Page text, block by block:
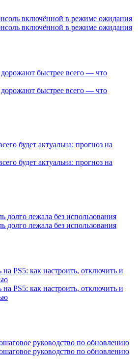
включённой в режиме ожидания
включённой в режиме ожидания
быстрее всего — что
быстрее всего — что
будет актуальна: прогноз на
будет актуальна: прогноз на
долго лежала без использования
долго лежала без использования
PS5: как настроить, отключить и
PS5: как настроить, отключить и
руководство по обновлению
руководство по обновлению